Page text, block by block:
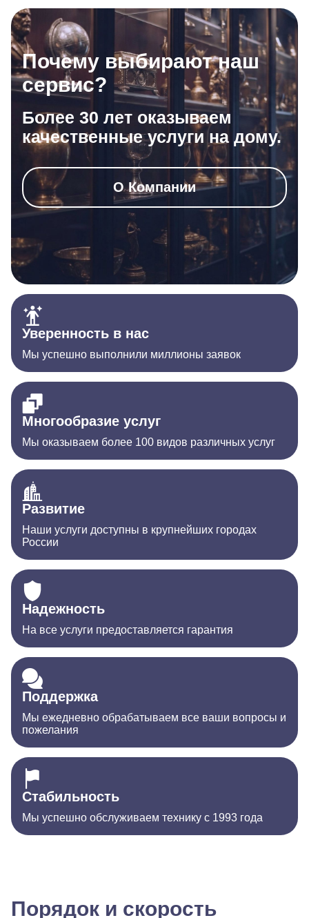
Почему выбирают наш
сервис?
Более 30 лет оказываем
качественные услуги на дому.
О Компании
Уверенность в нас
Мы успешно выполнили миллионы заявок
Многообразие услуг
Мы оказываем более 100 видов различных услуг
Развитие
Наши услуги доступны в крупнейших городах
России
Надежность
На все услуги предоставляется гарантия
Поддержка
Мы ежедневно обрабатываем все ваши вопросы и
пожелания
Стабильность
Мы успешно обслуживаем технику с 1993 года
Порядок и скорость